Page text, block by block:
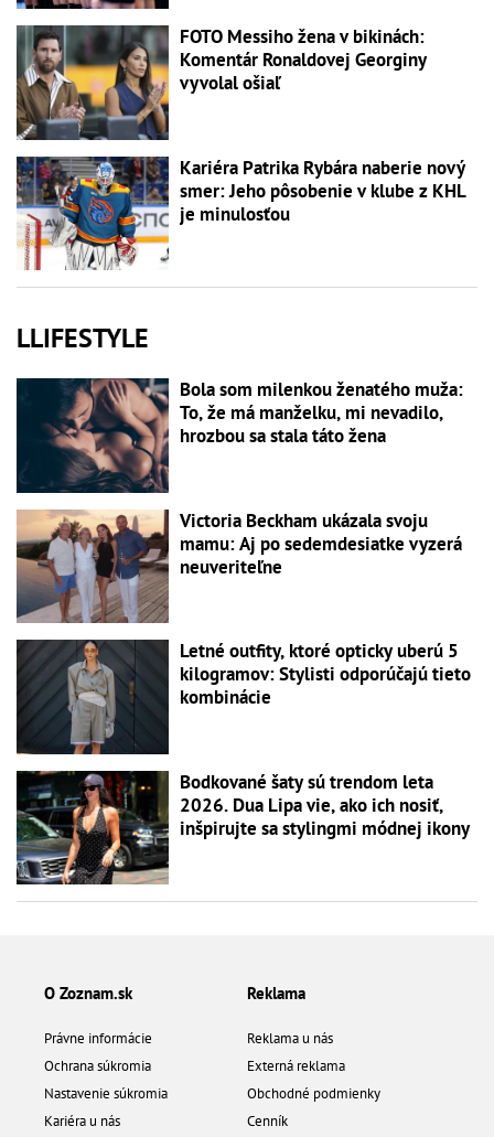
FOTO Messiho žena v bikinách:
Komentár Ronaldovej Georginy
vyvolal ošiaľ
Kariéra Patrika Rybára naberie nový
smer: Jeho pôsobenie v klube z KHL
je minulosťou
LLIFESTYLE
Bola som milenkou ženatého muža:
To, že má manželku, mi nevadilo,
hrozbou sa stala táto žena
Victoria Beckham ukázala svoju
mamu: Aj po sedemdesiatke vyzerá
neuveriteľne
Letné outfity, ktoré opticky uberú 5
kilogramov: Stylisti odporúčajú tieto
kombinácie
Bodkované šaty sú trendom leta
2026. Dua Lipa vie, ako ich nosiť,
inšpirujte sa stylingmi módnej ikony
O Zoznam.sk
Právne informácie
Ochrana súkromia
Nastavenie súkromia
Kariéra u nás
Reklama
Reklama u nás
Externá reklama
Obchodné podmienky
Cenník